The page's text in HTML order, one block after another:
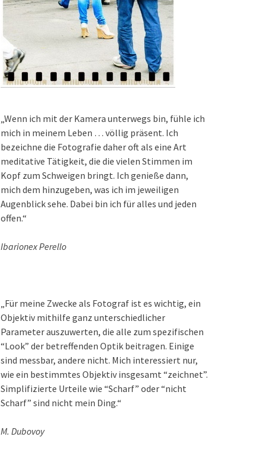
„Wenn ich mit der Kamera unterwegs bin, fühle ich
mich in meinem Leben … völlig präsent. Ich
bezeichne die Fotografie daher oft als eine Art
meditative Tätigkeit, die die vielen Stimmen im
Kopf zum Schweigen bringt. Ich genieße dann,
mich dem hinzugeben, was ich im jeweiligen
Augenblick sehe. Dabei bin ich für alles und jeden
offen.“
Ibarionex Perello
„Für meine Zwecke als Fotograf ist es wichtig, ein
Objektiv mithilfe ganz unterschiedlicher
Parameter auszuwerten, die alle zum spezifischen
“Look” der betreffenden Optik beitragen. Einige
sind messbar, andere nicht. Mich interessiert nur,
wie ein bestimmtes Objektiv insgesamt “zeichnet”.
Simplifizierte Urteile wie “Scharf” oder “nicht
Scharf” sind nicht mein Ding.“
M. Dubovoy